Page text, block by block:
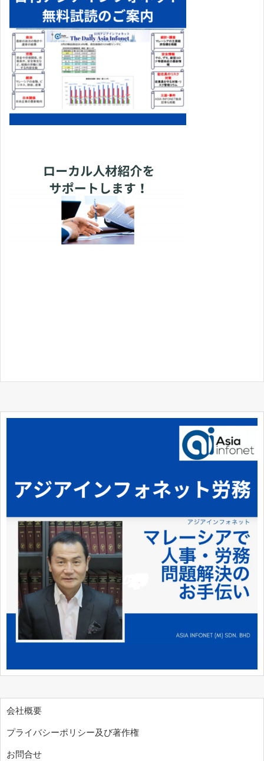
会社概要
プライバシーポリシー及び著作権
お問合せ